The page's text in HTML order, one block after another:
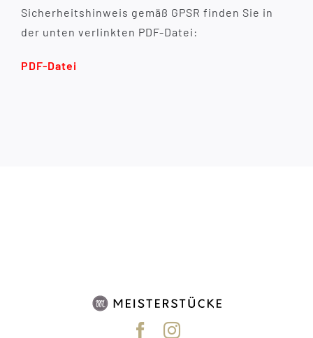
Sicherheitshinweis gemäß GPSR finden Sie in
der unten verlinkten PDF-Datei:
PDF-Datei